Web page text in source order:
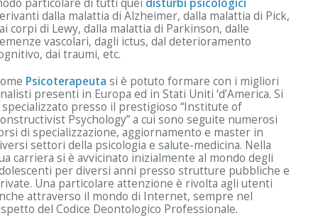
particolare di tutti quei disturbi psicologici
dalla malattia di Alzheimer, dalla malattia di Pick,
corpi di Lewy, dalla malattia di Parkinson, dalle
vascolari, dagli ictus, dal deterioramento
dai traumi, etc.
Psicoterapeuta si è potuto formare con i migliori
presenti in Europa ed in Stati Uniti ‘d’America. Si
specializzato presso il prestigioso “Institute of
Psychology” a cui sono seguite numerosi
di specializzazione, aggiornamento e master in
settori della psicologia e salute-medicina. Nella
carriera si è avvicinato inizialmente al mondo degli
per diversi anni presso strutture pubbliche e
Una particolare attenzione è rivolta agli utenti
attraverso il mondo di Internet, sempre nel
del Codice Deontologico Professionale.